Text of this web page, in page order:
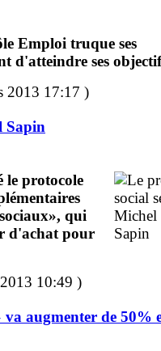
Emploi truque ses
d'atteindre ses
2013 17:17 )
Sapin
le protocole
qui
d'achat pour
10:49 )
va augmenter de 50%